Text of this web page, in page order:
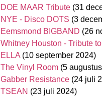
DOE MAAR Tribute (31
NYE - Disco DOTS (3
Eemsmond BIGBAND (26
Whitney Houston - Tribute to
ELLA (10 september 2024)
The Vinyl Room (5
Gabber Resistance (24 juli
TSEAN (23 juli 2024)